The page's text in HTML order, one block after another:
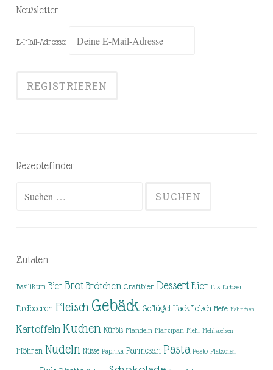
Newsletter
E-Mail-Adresse:
Rezeptefinder
Zutaten
Basilikum Bier Brot Brötchen Craftbier Dessert Eier Eis Erbsen
Erdbeeren Fleisch Gebäck Geflügel Hackfleisch Hefe Hähnchen
Kartoffeln Kuchen Kürbis Mandeln Marzipan Mehl Mehlspeisen
Möhren Nudeln Nüsse Paprika Parmesan Pasta Pesto Plätzchen